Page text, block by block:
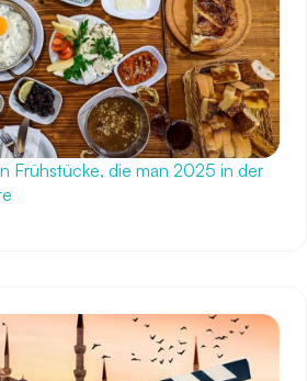
Frühstücke, die man 2025 in der